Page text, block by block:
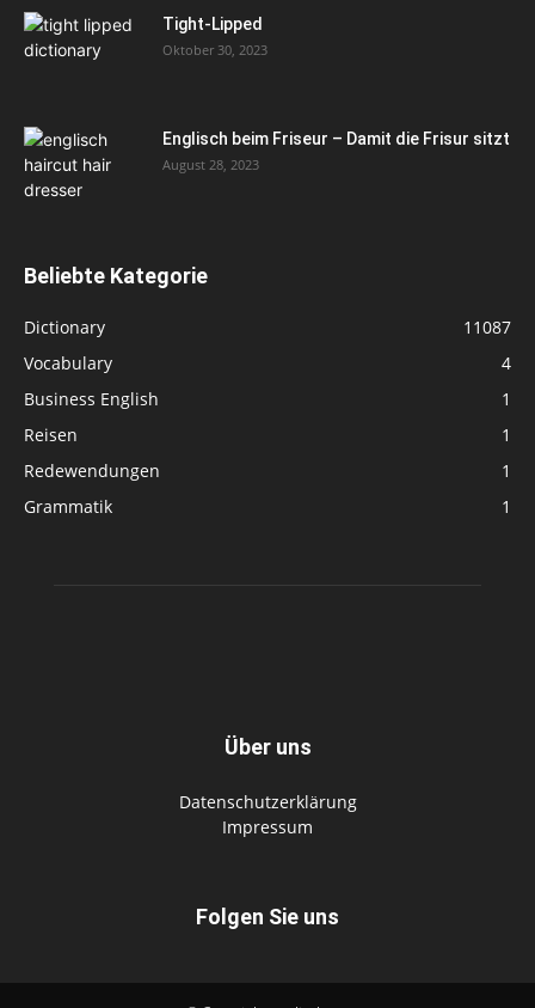
Tight-Lipped
Oktober 30, 2023
Englisch beim Friseur – Damit die Frisur sitzt
August 28, 2023
Beliebte Kategorie
Dictionary
11087
Vocabulary
4
Business English
1
Reisen
1
Redewendungen
1
Grammatik
1
Über uns
Datenschutzerklärung
Impressum
Folgen Sie uns